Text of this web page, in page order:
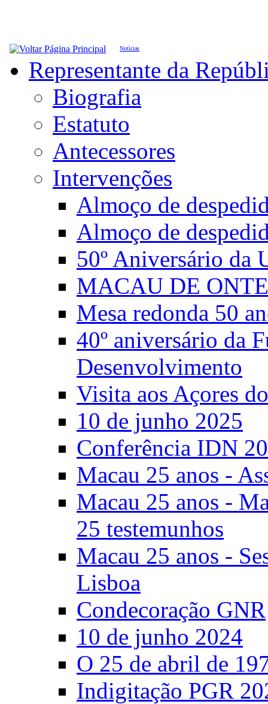
Notícias
Representante da
Biografia
Estatuto
Antecessores
Intervenções
Almoço de
Almoço de
50º Aniversário da
MACAU DE
Mesa redonda 50
40º aniversário da
Desenvolvimento
Visita aos Açores
10 de junho 2025
Conferência IDN
Macau 25 anos -
Macau 25 anos -
25 testemunhos
Macau 25 anos -
Lisboa
Condecoração GNR
10 de junho 2024
O 25 de abril de
Indigitação PGR